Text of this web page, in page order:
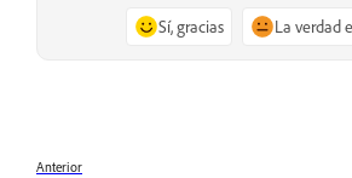
Sí, gracias La verdad
Anterior